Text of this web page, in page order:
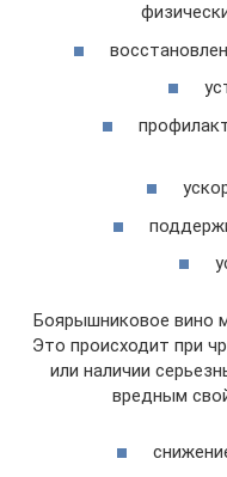
Боярышниковое вино
Это происходит при
или наличии
вредным